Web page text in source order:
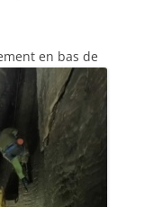
en bas de